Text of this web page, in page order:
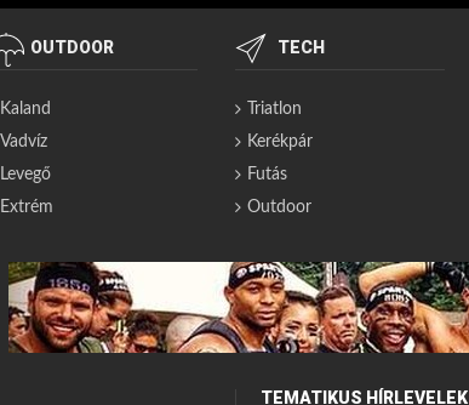
OUTDOOR
Kaland
Vadvíz
Levegő
Extrém
TECH
Triatlon
Kerékpár
Futás
Outdoor
TEMATIKUS HÍRLEVELEK